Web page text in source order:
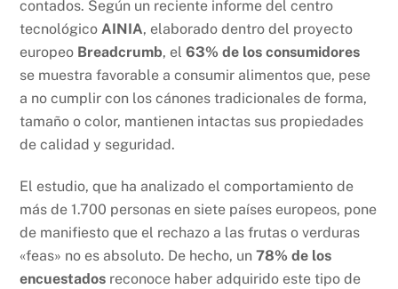
contados. Según un reciente informe del centro
tecnológico AINIA, elaborado dentro del proyecto
europeo Breadcrumb, el63% de los consumidores
se muestra favorable a consumir alimentos que, pese
a no cumplir con los cánones tradicionales de forma,
tamaño o color, mantienen intactas sus propiedades
de calidad y seguridad.
El estudio, que ha analizado el comportamiento de
más de 1.700 personas en siete países europeos, pone
de manifiesto que el rechazo a las frutas o verduras
«feas» no es absoluto. De hecho, un78% de los
encuestados reconoce haber adquirido este tipo de